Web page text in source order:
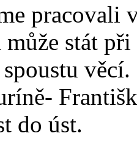
pracovali
může stát
do úst.